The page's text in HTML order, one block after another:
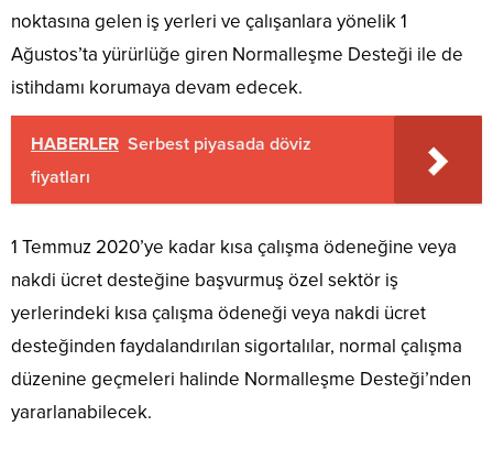
noktasına gelen iş yerleri ve çalışanlara yönelik 1
Ağustos’ta yürürlüğe giren Normalleşme Desteği ile de
istihdamı korumaya devam edecek.
HABERLER Serbest piyasada döviz
fiyatları
1 Temmuz 2020’ye kadar kısa çalışma ödeneğine veya
nakdi ücret desteğine başvurmuş özel sektör iş
yerlerindeki kısa çalışma ödeneği veya nakdi ücret
desteğinden faydalandırılan sigortalılar, normal çalışma
düzenine geçmeleri halinde Normalleşme Desteği’nden
yararlanabilecek.